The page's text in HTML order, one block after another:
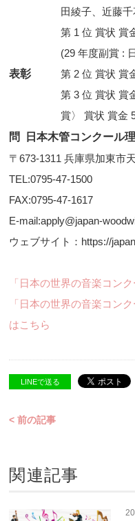
田綾子、近藤
表彰
第 1 位 賞状 賞
(29 年度副賞 :
第 2 位 賞状 賞
第 3 位 賞状 賞
賞〉 賞状 賞金
問 日本木管コンクール
〒673-1311 兵庫県加東市
TEL:0795-47-1500
FAX:0795-47-1617
E-mail:apply@japan-
ウェブサイト：https://
「日本の世界の音楽コン
「日本の世界の音楽コン
はこちら
LINEで送る
< 前の記事
関連記事